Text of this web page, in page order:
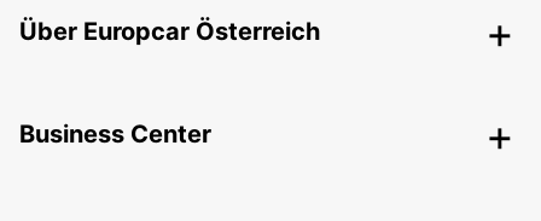
Über Europcar Österreich
Business Center